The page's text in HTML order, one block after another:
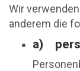
Wir
anderem die
a)